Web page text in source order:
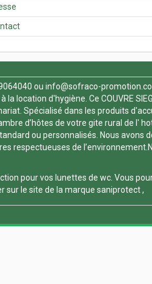
ou info@sofraco-
la location d'hygiène. Ce COUVRE
Spécialisé dans les produits
d’hôtes de votre gite rural de l'
ou personnalisés. Nous
respectueuses de
pour vos lunettes de wc . Vous
sur le site de la marque saniprotect,